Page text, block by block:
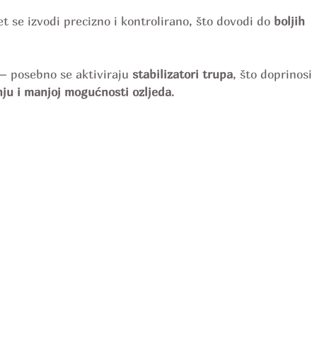
se izvodi precizno i kontrolirano, što dovodi do boljih
posebno se aktiviraju stabilizatori trupa, što doprinosi
i manjoj mogućnosti ozljeda.